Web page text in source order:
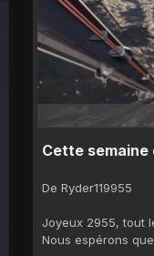
Cette
De Ryder119955
Joyeux 2955, tout
Nous espérons